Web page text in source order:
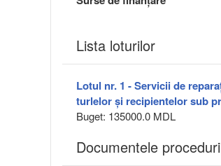
Lista loturilor
Lotul nr. 1 - Servicii de
turlelor și recipientelor sub
Buget: 135000.0 MDL
Documentele